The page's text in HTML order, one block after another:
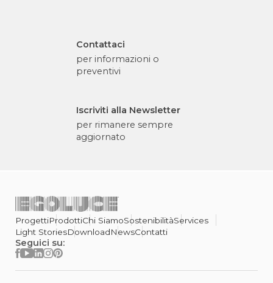
Contattaci
per informazioni o
preventivi
Iscriviti alla Newsletter
per rimanere sempre
aggiornato
ProgettiProdottiChi SiamoSostenibilitàServices
Light StoriesDownloadNewsContatti
Seguici su: